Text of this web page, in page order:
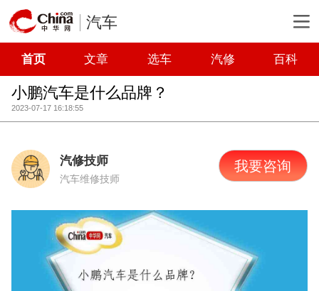
汽车
首页 文章 选车 汽修 百科
小鹏汽车是什么品牌？
2023-07-17 16:18:55
汽修技师
汽车维修技师
我要咨询